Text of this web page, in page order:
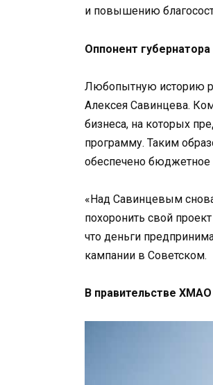
и повышению
Оппонент
Любопытную историю
Алексея Савинцева.
бизнеса, на которых
программу. Таким
обеспечено бюджетное
«Над Савинцевым
похоронить свой
что деньги
кампании в Советском.
В правительстве